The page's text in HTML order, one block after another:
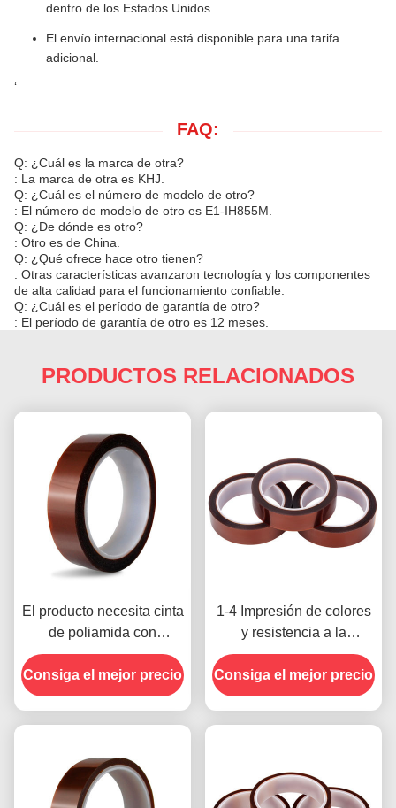
dentro de los Estados Unidos.
El envío internacional está disponible para una tarifa
adicional.
‘
FAQ:
Q: ¿Cuál es la marca de otra?
: La marca de otra es KHJ.
Q: ¿Cuál es el número de modelo de otro?
: El número de modelo de otro es E1-IH855M.
Q: ¿De dónde es otro?
: Otro es de China.
Q: ¿Qué ofrece hace otro tienen?
: Otras características avanzaron tecnología y los componentes
de alta calidad para el funcionamiento confiable.
Q: ¿Cuál es el período de garantía de otro?
: El período de garantía de otro es 12 meses.
PRODUCTOS RELACIONADOS
El producto necesita cinta
de poliamida con
resistencia a la tensión
de 1000V
Consiga el mejor precio
1-4 Impresión de colores
y resistencia a la
temperatura -10C-80C
Método de pago con
tarjeta de crédito para
Consiga el mejor precio